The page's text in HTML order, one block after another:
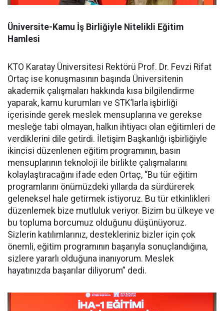
Üniversite-Kamu İş Birliğiyle Nitelikli Eğitim
Hamlesi
KTO Karatay Üniversitesi Rektörü Prof. Dr. Fevzi Rifat
Ortaç ise konuşmasının başında Üniversitenin
akademik çalışmaları hakkında kısa bilgilendirme
yaparak, kamu kurumları ve STK’larla işbirliği
içerisinde gerek meslek mensuplarına ve gerekse
mesleğe tabi olmayan, halkın ihtiyacı olan eğitimleri de
verdiklerini dile getirdi. İletişim Başkanlığı işbirliğiyle
ikincisi düzenlenen eğitim programının, basın
mensuplarının teknoloji ile birlikte çalışmalarını
kolaylaştıracağını ifade eden Ortaç, “Bu tür eğitim
programlarını önümüzdeki yıllarda da sürdürerek
geleneksel hale getirmek istiyoruz. Bu tür etkinlikleri
düzenlemek bize mutluluk veriyor. Bizim bu ülkeye ve
bu topluma borcumuz olduğunu düşünüyoruz.
Sizlerin katılımlarınız, destekleriniz bizler için çok
önemli, eğitim programının başarıyla sonuçlandığına,
sizlere yararlı olduğuna inanıyorum. Meslek
hayatınızda başarılar diliyorum” dedi.